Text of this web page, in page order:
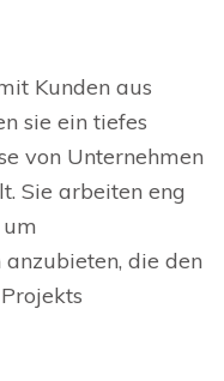
Kunden aus
sie ein tiefes
von Unternehmen
Sie arbeiten eng
die den